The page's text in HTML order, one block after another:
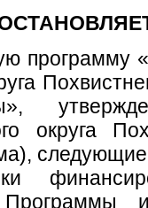
программу
округа